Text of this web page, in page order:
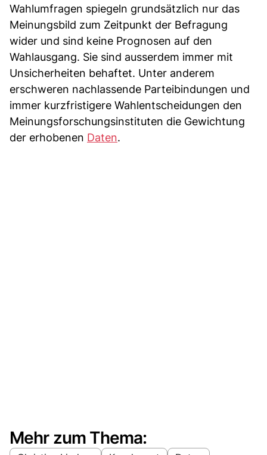
Wahlumfragen spiegeln grundsätzlich nur das
Meinungsbild zum Zeitpunkt der Befragung
wider und sind keine Prognosen auf den
Wahlausgang. Sie sind ausserdem immer mit
Unsicherheiten behaftet. Unter anderem
erschweren nachlassende Parteibindungen und
immer kurzfristigere Wahlentscheidungen den
Meinungsforschungsinstituten die Gewichtung
der erhobenen Daten.
Mehr zum Thema: